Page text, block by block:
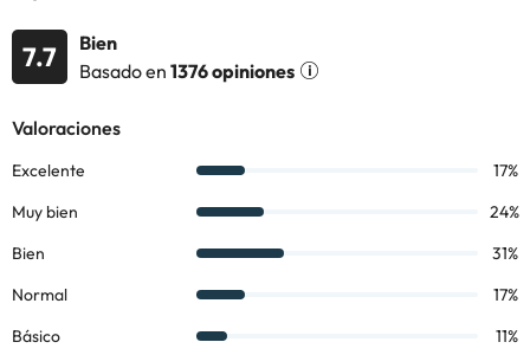
acondicionado, conexión wifi gratuita, televisión teléfono, caja
fuerte (de pago) y baño completo con ducha y secador de pelo.
Te recomendamos disfrutar de la Costa de Almería, de sus
zona como: El Ejido o San Agustín (que te darán acceso a la zona
Reserva ya en el
Hotel Ele Andarax 3*
y disfruta de unos días en
consultar sus tarifas directamente en el establecimiento. Toda la
7.7
Bien
Basado en 1376 opiniones